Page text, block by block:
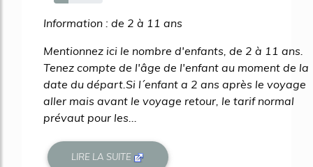
30%
Information : de 2 à 11 ans
Mentionnez ici le nombre d'enfants, de 2 à 11 ans.
Tenez compte de l'âge de l'enfant au moment de la
date du départ.Si l´enfant a 2 ans après le voyage
aller mais avant le voyage retour, le tarif normal
prévaut pour les...
LIRE LA SUITE